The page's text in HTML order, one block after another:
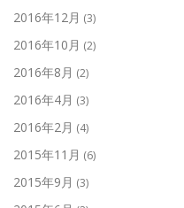
2016年12月 (3)
2016年10月 (2)
2016年8月 (2)
2016年4月 (3)
2016年2月 (4)
2015年11月 (6)
2015年9月 (3)